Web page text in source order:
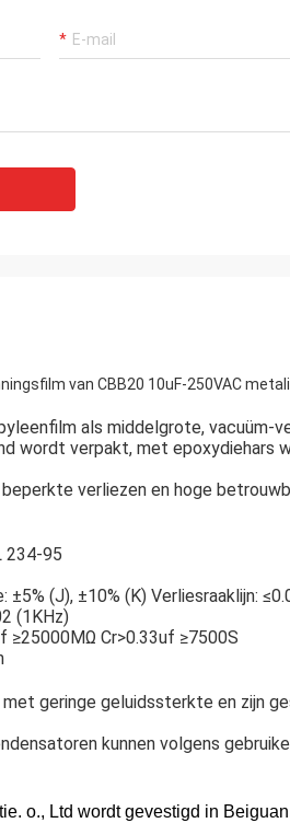
van CBB20 10uF-250VAC
als middelgrote, vacuüm-
wordt verpakt, met epoxydiehars
verliezen en hoge
234-95
(J), ±10% (K) Verliesraaklijn:
(1KHz)
≥25000MΩ Cr>0.33uf ≥7500S
geringe geluidssterkte en zijn
kunnen volgens
o., Ltd wordt gevestigd in